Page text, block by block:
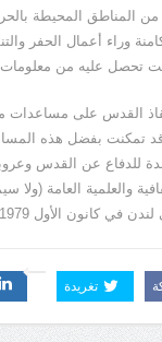
المناطق المحيطة
وراء أعمال الحفر
تحصل عليه من
القدس على مساعدات
تمكنت بفضل هذه
للدفاع عن القدس
والعلمية العامة
في كانون الأول 1979.
تغريدة